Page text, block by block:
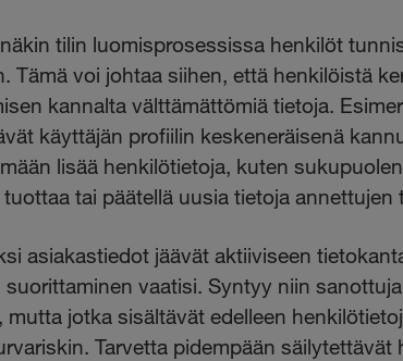
tilin luomisprosessissa henkilöt
Tämä voi johtaa siihen, että henkilöistä
kannalta välttämättömiä tietoja.
käyttäjän profiilin keskeneräisenä
lisää henkilötietoja, kuten
tai päätellä uusia tietoja annettujen
asiakastiedot jäävät aktiiviseen
vaatisi. Syntyy niin
mutta jotka sisältävät edelleen
Tarvetta pidempään